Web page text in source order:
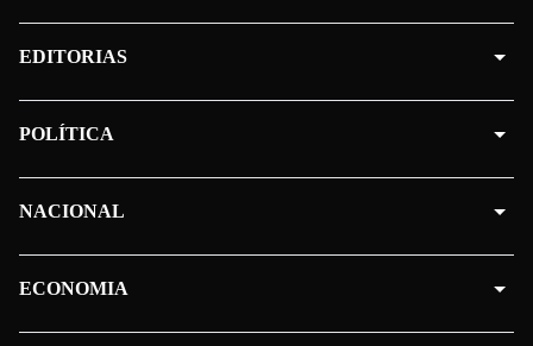
EDITORIAS
POLÍTICA
NACIONAL
ECONOMIA